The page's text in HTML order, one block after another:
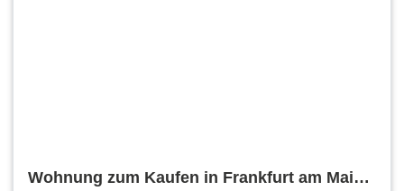
Wohnung zum Kaufen in Frankfurt am Main